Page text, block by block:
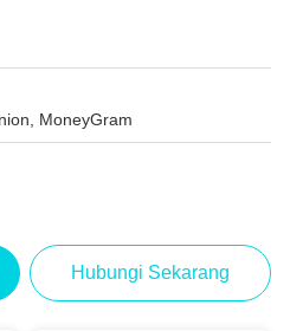
MoneyGram
Hubungi Sekarang